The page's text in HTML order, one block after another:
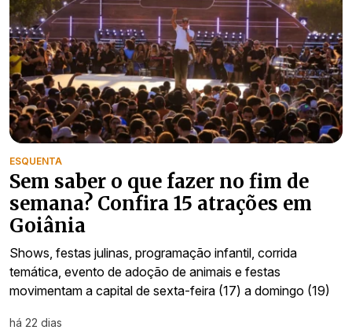
ESQUENTA
Sem saber o que fazer no fim de
semana? Confira 15 atrações em
Goiânia
Shows, festas julinas, programação infantil, corrida
temática, evento de adoção de animais e festas
movimentam a capital de sexta-feira (17) a domingo (19)
há 22 dias